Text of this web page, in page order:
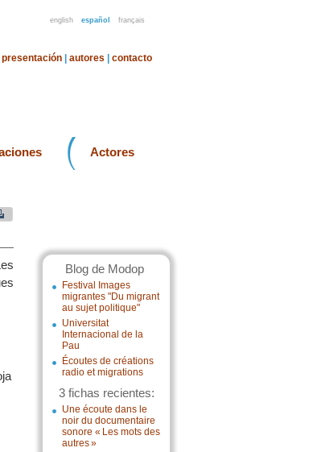
english español français
presentación autores contacto
Actores
Blog de Modop
Festival Images
migrantes "Du migrant
au sujet politique"
Universitat
Internacional de la
Pau
Écoutes de créations
radio et migrations
3 fichas recientes:
Une écoute dans le
noir du documentaire
sonore « Les mots des
autres »